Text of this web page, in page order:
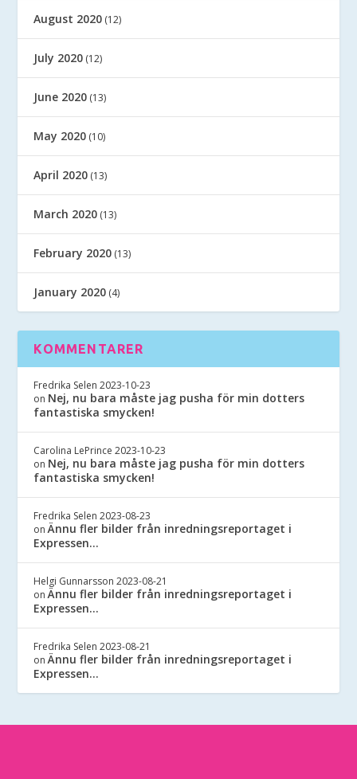
August 2020 (12)
July 2020 (12)
June 2020 (13)
May 2020 (10)
April 2020 (13)
March 2020 (13)
February 2020 (13)
January 2020 (4)
KOMMENTARER
Fredrika Selen 2023-10-23
on Nej, nu bara måste jag pusha för min dotters
fantastiska smycken!
Carolina LePrince 2023-10-23
on Nej, nu bara måste jag pusha för min dotters
fantastiska smycken!
Fredrika Selen 2023-08-23
onÄnnu fler bilder från inredningsreportaget i
Expressen…
Helgi Gunnarsson 2023-08-21
onÄnnu fler bilder från inredningsreportaget i
Expressen…
Fredrika Selen 2023-08-21
onÄnnu fler bilder från inredningsreportaget i
Expressen…